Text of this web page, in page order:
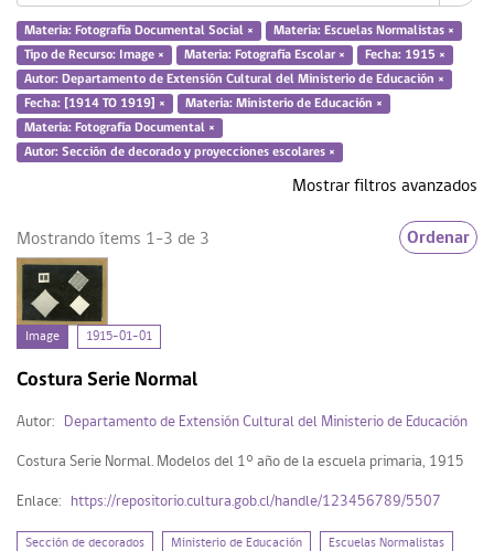
Fecha
1915 (3)
Image (3)
Acceder
Registrarse
Materia: Fotografía Documental Social ×
Materia: Escuelas Normalistas ×
Tipo de Recurso: Image ×
Materia: Fotografía Escolar ×
Fecha: 1915 ×
Autor: Departamento de Extensión Cultural del Ministerio de Educación ×
Fecha: [1914 TO 1919] ×
Materia: Ministerio de Educación ×
Materia: Fotografía Documental ×
Autor: Sección de decorado y proyecciones escolares ×
Mostrar filtros avanzados
Mostrando ítems 1-3 de 3 Ordenar
Image 1915-01-01
Costura Serie Normal
Autor: Departamento de Extensión Cultural del Ministerio de Educación
Costura Serie Normal. Modelos del 1° año de la escuela primaria, 1915
Enlace: https://repositorio.cultura.gob.cl/handle/123456789/5507
Sección de decorados Ministerio de Educación Escuelas Normalistas